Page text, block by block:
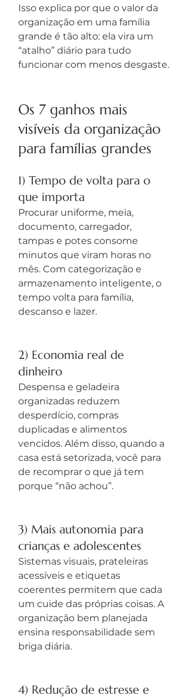
Isso explica por que o valor da
organização em uma família
grande é tão alto: ela vira um
“atalho” diário para tudo
funcionar com menos desgaste.
Os 7 ganhos mais
visíveis da organização
para famílias grandes
1) Tempo de volta para o
que importa
Procurar uniforme, meia,
documento, carregador,
tampas e potes consome
minutos que viram horas no
mês. Com categorização e
armazenamento inteligente, o
tempo volta para família,
descanso e lazer.
2) Economia real de
dinheiro
Despensa e geladeira
organizadas reduzem
desperdício, compras
duplicadas e alimentos
vencidos. Além disso, quando a
casa está setorizada, você para
de recomprar o que já tem
porque “não achou”.
3) Mais autonomia para
crianças e adolescentes
Sistemas visuais, prateleiras
acessíveis e etiquetas
coerentes permitem que cada
um cuide das próprias coisas. A
organização bem planejada
ensina responsabilidade sem
briga diária.
4) Redução de estresse e